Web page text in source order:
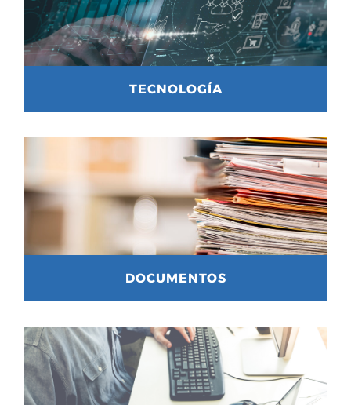
TECNOLOGÍA
DOCUMENTOS